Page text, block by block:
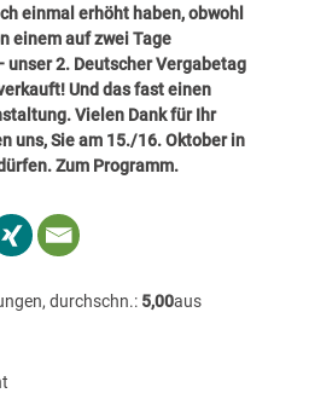
einmal erhöht haben, obwohl
einem auf zwei Tage
unser 2. Deutscher Vergabetag
Und das fast einen
Vielen Dank für Ihr
uns, Sie am 15./16. Oktober in
Zum Programm.
durchschn.: 5,00aus